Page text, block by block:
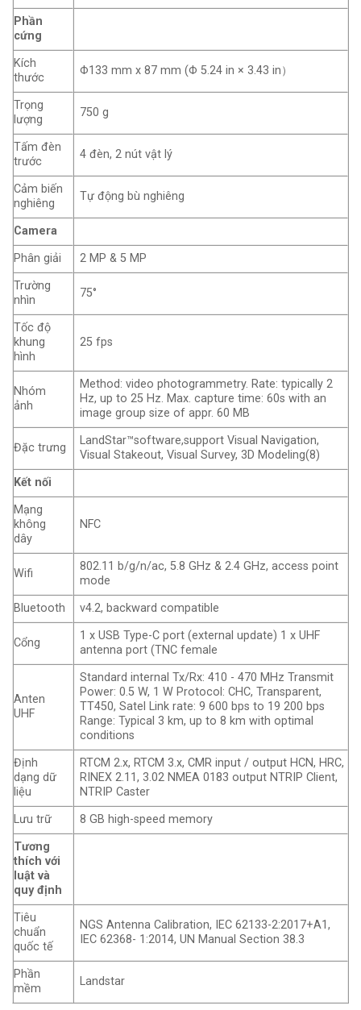
Phần
cứng
Kích
thước
Φ133 mm x 87 mm (Φ 5.24 in × 3.43 in）
Trọng
lượng
750 g
Tấm đèn
trước
4 đèn, 2 nút vật lý
Cảm biến
nghiêng
Tự động bù nghiêng
Camera
Phân giải
2 MP & 5 MP
Trường
nhìn
75°
Tốc độ
khung
hình
25 fps
Nhóm
ảnh
Method: video photogrammetry. Rate: typically 2
Hz, up to 25 Hz. Max. capture time: 60s with an
image group size of appr. 60 MB
Đặc trưng
LandStar™software,support Visual Navigation,
Visual Stakeout, Visual Survey, 3D Modeling(8)
Kết nối
Mạng
không
dây
NFC
Wifi
802.11 b/g/n/ac, 5.8 GHz & 2.4 GHz, access point
mode
Bluetooth
v4.2, backward compatible
Cổng
1 x USB Type-C port (external update) 1 x UHF
antenna port (TNC female
Anten
UHF
Standard internal Tx/Rx: 410 - 470 MHz Transmit
Power: 0.5 W, 1 W Protocol: CHC, Transparent,
TT450, Satel Link rate: 9 600 bps to 19 200 bps
Range: Typical 3 km, up to 8 km with optimal
conditions
Định
dạng dữ
liệu
RTCM 2.x, RTCM 3.x, CMR input / output HCN, HRC,
RINEX 2.11, 3.02 NMEA 0183 output NTRIP Client,
NTRIP Caster
Lưu trữ
8 GB high-speed memory
Tương
thích với
luật và
quy định
Tiêu
chuẩn
quốc tế
NGS Antenna Calibration, IEC 62133-2:2017+A1,
IEC 62368- 1:2014, UN Manual Section 38.3
Phần
mềm
Landstar